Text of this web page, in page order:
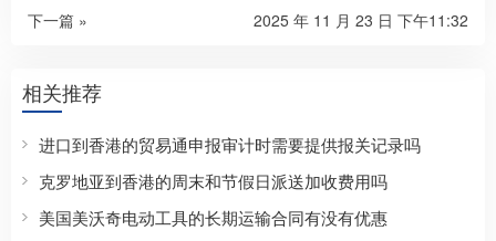
下一篇 » 2025 年 11 月 23 日 下午11:32
相关推荐
进口到香港的贸易通申报审计时需要提供报关记录吗
克罗地亚到香港的周末和节假日派送加收费用吗
美国美沃奇电动工具的长期运输合同有没有优惠